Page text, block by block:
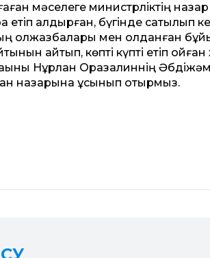
мәселеге министрліктің
қалдырған, бүгінде сатылып
қолжазбалары мен қолданған
айтып, көпті күпті етіп
ақыны Нұрлан Оразалиннің
назарына ұсынып отырмыз.